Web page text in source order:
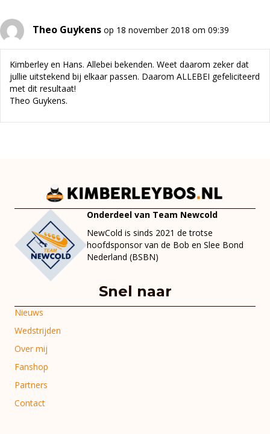
Theo Guykens op 18 november 2018 om 09:39
Kimberley en Hans. Allebei bekenden. Weet daarom zeker dat
jullie uitstekend bij elkaar passen. Daarom ALLEBEI gefeliciteerd
met dit resultaat!
Theo Guykens.
Onderdeel van Team Newcold
NewCold is sinds 2021 de trotse
hoofdsponsor van de Bob en Slee Bond
Nederland (BSBN)
Snel naar
Nieuws
Wedstrijden
Over mij
Fanshop
Partners
Contact